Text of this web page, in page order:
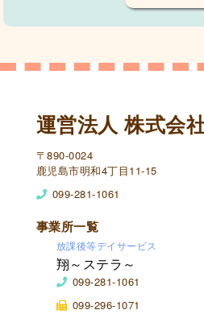
運営法人 株式会
〒890-0024
鹿児島市明和4丁目11-15
099-281-1061
事業所一覧
放課後等デイサービス
翔～ステラ～
099-281-1061
099-296-1071